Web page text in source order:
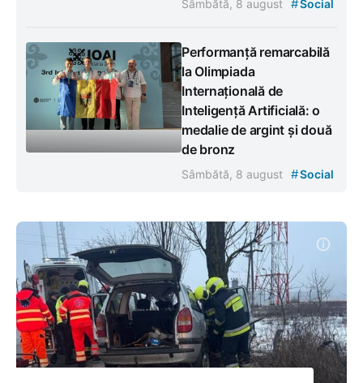
Sâmbătă, 8 august #Social
Performanță remarcabilă
la Olimpiada
Internațională de
Inteligență Artificială: o
medalie de argint și două
de bronz
Sâmbătă, 8 august #Social